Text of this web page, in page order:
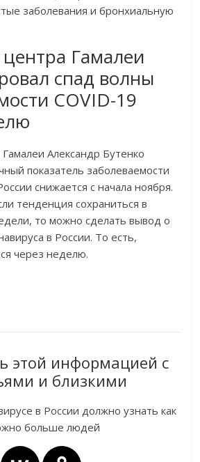
заболевания и бронхиальную
центра Гамалеи
спад волны
COVID-19
Александр Бутенко
показатель заболеваемости
снижается с начала ноября.
тенденция сохраниться в
то можно сделать вывод о
в России. То есть,
через неделю.
этой информацией с
и близкими
в России должно узнать как
больше людей